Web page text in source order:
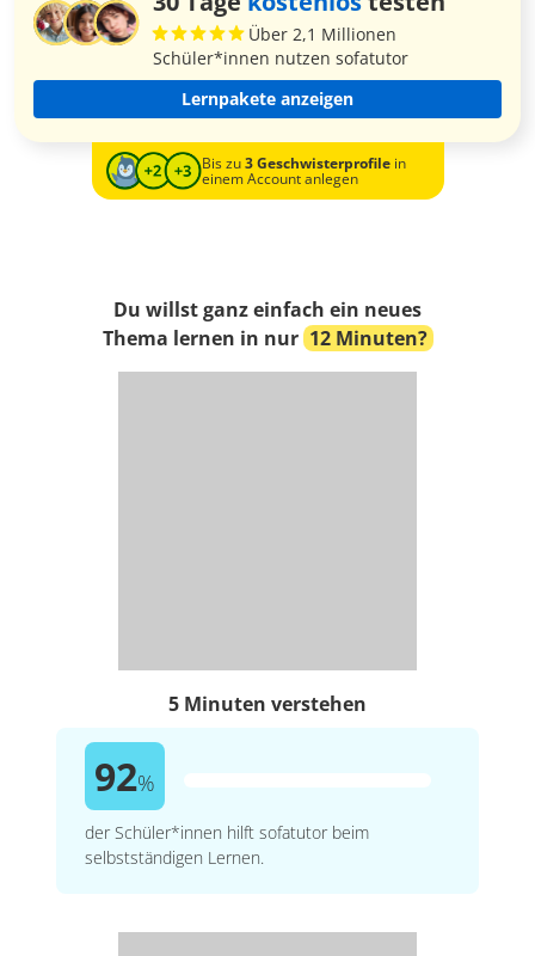
Über 2,1 Millionen
Schüler*innen nutzen sofatutor
Lernpakete anzeigen
Bis zu3 Geschwisterprofilein
einem Account anlegen
Du willst ganz einfach ein neues
Thema lernen in nur 12 Minuten?
5 Minuten verstehen
92%
der Schüler*innen hilft sofatutor beim
selbstständigen Lernen.